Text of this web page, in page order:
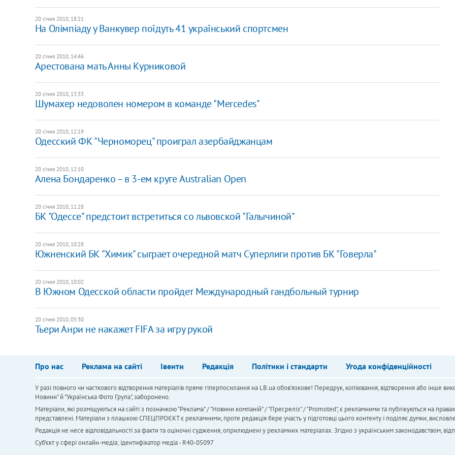
20 січня 2010, 18:21
На Олімпіаду у Ванкувер поїдуть 41 український спортсмен
20 січня 2010, 14:46
Арестована мать Анны Курниковой
20 січня 2010, 13:33
Шумахер недоволен номером в команде "Mercedes"
20 січня 2010, 12:19
Одесский ФК "Черноморец" проиграл азербайджанцам
20 січня 2010, 12:10
Алена Бондаренко – в 3-ем круге Australian Open
20 січня 2010, 11:28
БК "Одессе" предстоит встретиться со львовской "Галычиной"
20 січня 2010, 10:28
Южненский БК "Химик" сыграет очередной матч Суперлиги против БК "Говерла"
20 січня 2010, 10:02
В Южном Одесской области пройдет Международный гандбольный турнир
20 січня 2010, 05:30
Тьери Анри не накажет FIFA за игру рукой
Про нас Реклама на сайті Івенти Редакція Політики і стандарти Угода конфіденційності
У разі повного чи часткового відтворення матеріалів пряме гіперпосилання на LB.ua обов'язкове! Передрук, копіювання, відтворення або інше
Новини" й "Українська Фото Група", заборонено.
Матеріали, які розміщуються на сайті з позначкою "Реклама" / "Новини компаній" / "Пресреліз" / "Promoted", є рекламними та публікуються на
представлені. Матеріали з плашкою СПЕЦПРОЄКТ є рекламними, проте редакція бере участь у підготовці цього контенту і поділяє думки,
Редакція не несе відповідальності за факти та оціночні судження, оприлюднені у рекламних матеріалах. Згідно з українським законодавством,
Cуб'єкт у сфері онлайн-медіа; ідентифікатор медіа - R40-05097